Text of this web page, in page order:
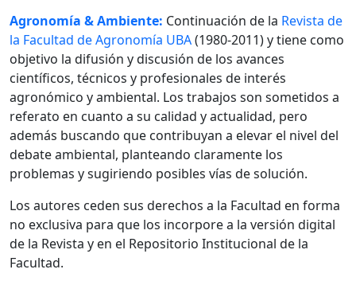
Agronomía & Ambiente: Continuación de la Revista de
la Facultad de Agronomía UBA(1980-2011) y tiene como
objetivo la difusión y discusión de los avances
científicos, técnicos y profesionales de interés
agronómico y ambiental. Los trabajos son sometidos a
referato en cuanto a su calidad y actualidad, pero
además buscando que contribuyan a elevar el nivel del
debate ambiental, planteando claramente los
problemas y sugiriendo posibles vías de solución.
Los autores ceden sus derechos a la Facultad en forma
no exclusiva para que los incorpore a la versión digital
de la Revista y en el Repositorio Institucional de la
Facultad.